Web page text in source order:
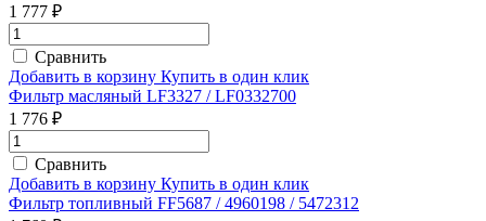
1 777 ₽
Сравнить
Добавить в корзину Купить в один клик
Фильтр масляный LF3327 / LF0332700
1 776 ₽
Сравнить
Добавить в корзину Купить в один клик
Фильтр топливный FF5687 / 4960198 / 5472312